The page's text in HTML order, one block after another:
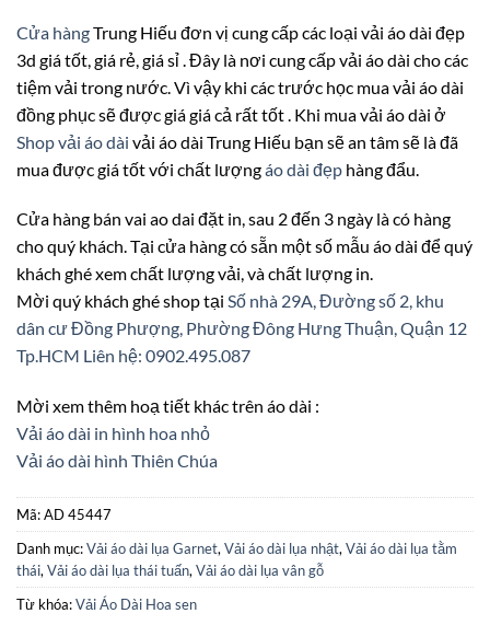
Cửa hàngTrung Hiếu đơn vị cung cấp các loại vải áo dài đẹp
3d giá tốt, giá rẻ, giá sỉ . Đây là nơi cung cấp vải áo dài cho các
tiệm vải trong nước. Vì vậy khi các trước học mua vải áo dài
đồng phục sẽ được giá giá cả rất tốt . Khi mua vải áo dài ở
Shop vải áo dài vải áo dài Trung Hiếu bạn sẽ an tâm sẽ là đã
mua được giá tốt với chất lượngáo dài đẹp hàng đẩu.
Cửa hàng bán vai ao dai đặt in, sau 2 đến 3 ngày là có hàng
cho quý khách. Tại cửa hàng có sẵn một số mẫu áo dài để quý
khách ghé xem chất lượng vải, và chất lượng in.
Mời quý khách ghé shop tại Số nhà 29A, Đường số 2, khu
dân cư Đồng Phượng, Phường Đông Hưng Thuận, Quận 12
Tp.HCM Liên hệ: 0902.495.087
Mời xem thêm hoạ tiết khác trên áo dài :
Vải áo dài in hình hoa nhỏ
Vải áo dài hình Thiên Chúa
Mã:AD 45447
Danh mục:Vải áo dài lụa Garnet, Vải áo dài lụa nhật, Vải áo dài lụa tằm
thái, Vải áo dài lụa thái tuấn, Vải áo dài lụa vân gỗ
Từ khóa:Vải Áo Dài Hoa sen